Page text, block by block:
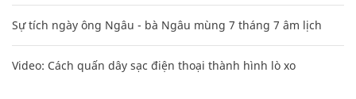
Sự tích ngày ông Ngâu - bà Ngâu mùng 7 tháng 7 âm lịch
Video: Cách quấn dây sạc điện thoại thành hình lò xo